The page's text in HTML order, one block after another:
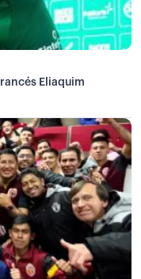
Eliaquim